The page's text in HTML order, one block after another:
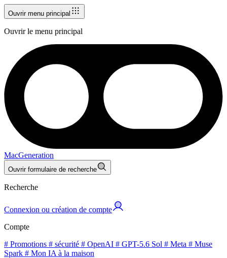
Ouvrir menu principal
Ouvrir le menu principal
MacGeneration
Ouvrir formulaire de recherche
Recherche
Connexion ou création de compte
Compte
# Promotions # sécurité # OpenAI # GPT-5.6 Sol # Meta # Muse
Spark # Mon IA à la maison